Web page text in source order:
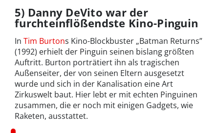
5) Danny DeVito war der
furchteinflößendste Kino-Pinguin
In Tim Burtons Kino-Blockbuster „Batman Returns”
(1992) erhielt der Pinguin seinen bislang größten
Auftritt. Burton porträtiert ihn als tragischen
Außenseiter, der von seinen Eltern ausgesetzt
wurde und sich in der Kanalisation eine Art
Zirkuswelt baut. Hier lebt er mit echten Pinguinen
zusammen, die er noch mit einigen Gadgets, wie
Raketen, ausstattet.